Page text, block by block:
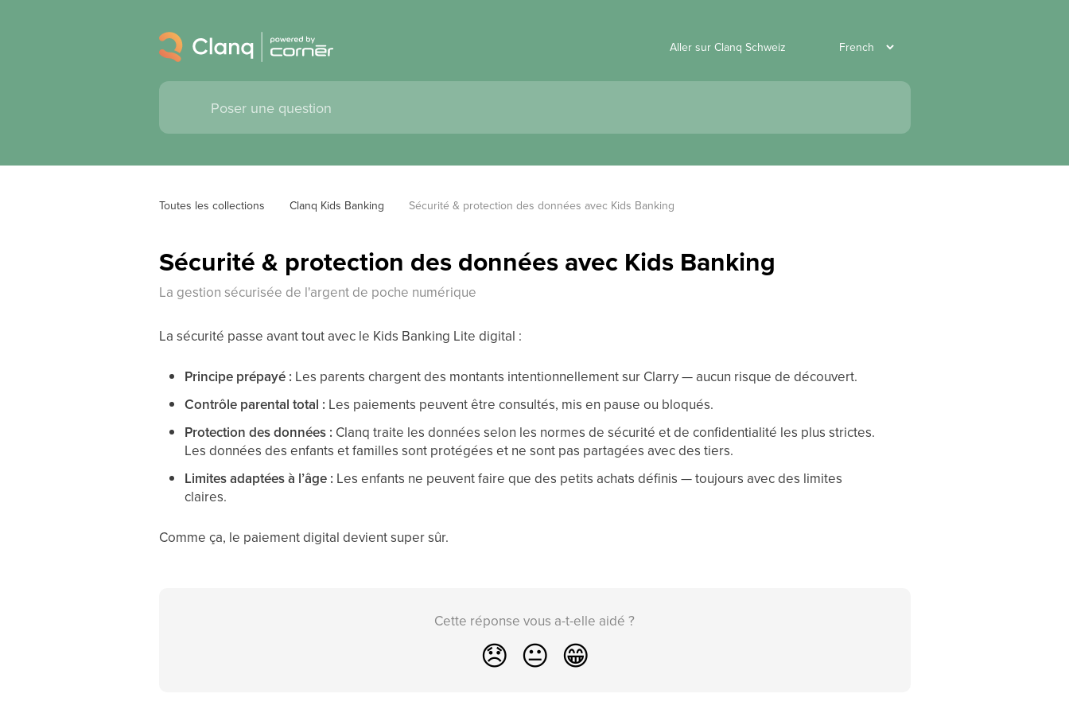
Aller sur Clanq Schweiz
Toutes les collections Clanq Kids Banking Sécurité & protection des données avec Kids Banking
Sécurité & protection des données avec Kids Banking
La gestion sécurisée de l'argent de poche numérique
La sécurité passe avant tout avec le Kids Banking Lite digital :
Principe prépayé : Les parents chargent des montants intentionnellement sur Clarry — aucun risque de découvert.
Contrôle parental total : Les paiements peuvent être consultés, mis en pause ou bloqués.
Protection des données : Clanq traite les données selon les normes de sécurité et de confidentialité les plus strictes.
Les données des enfants et familles sont protégées et ne sont pas partagées avec des tiers.
Limites adaptées à l’âge : Les enfants ne peuvent faire que des petits achats définis — toujours avec des limites
claires.
Comme ça, le paiement digital devient super sûr.
Cette réponse vous a-t-elle aidé ?
😞 😐 😁